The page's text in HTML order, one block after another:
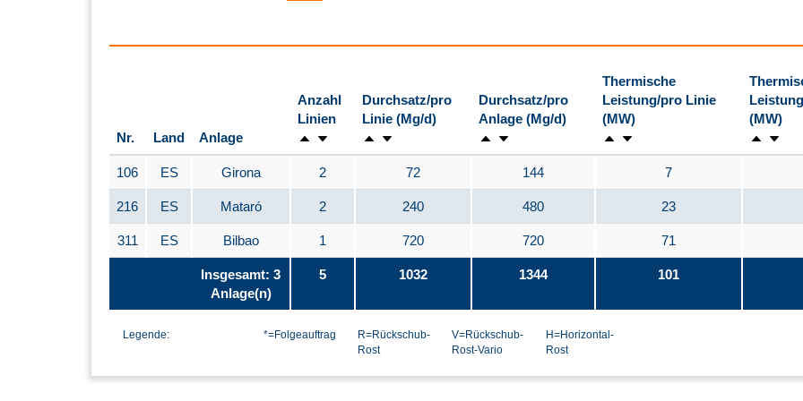
Nr. Land Anlage
Anzahl
Linien
Durchsatz/pro
Linie (Mg/d)
Durchsatz/pro
Anlage (Mg/d)
Thermische
Leistung/pro Linie
(MW)
(MW)
106 ES Girona 2 72 144 7
216 ES Mataró 2 240 480 23
311 ES Bilbao 1 720 720 71
Insgesamt: 3
Anlage(n)
5 1032 1344 101
Legende: *=Folgeauftrag
R=Rückschub-
Rost
V=Rückschub-
Rost-Vario
H=Horizontal-
Rost